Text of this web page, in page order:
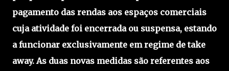
pagamento das rendas aos espaços comerciais
cuja atividade foi encerrada ou suspensa, estando
a funcionar exclusivamente em regime de take
away. As duas novas medidas são referentes aos